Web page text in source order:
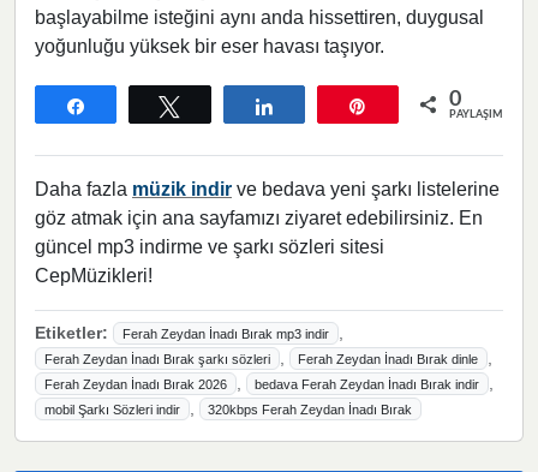
başlayabilme isteğini aynı anda hissettiren, duygusal
yoğunluğu yüksek bir eser havası taşıyor.
0
PAYLAŞIMLAR
Daha fazla müzik indir ve bedava yeni şarkı listelerine
göz atmak için ana sayfamızı ziyaret edebilirsiniz. En
güncel mp3 indirme ve şarkı sözleri sitesi
CepMüzikleri!
Etiketler: Ferah Zeydan İnadı Bırak mp3 indir
Ferah Zeydan İnadı Bırak şarkı sözleri Ferah Zeydan İnadı Bırak dinle
Ferah Zeydan İnadı Bırak 2026 bedava Ferah Zeydan İnadı Bırak indir
mobil Şarkı Sözleri indir 320kbps Ferah Zeydan İnadı Bırak